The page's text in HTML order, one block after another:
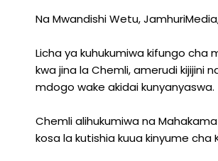
Na Mwandishi Wetu,
Licha ya kuhukumiwa kifungo cha
kwa jina la Chemli, amerudi kijijini
mdogo wake akidai kunyanyaswa.
Chemli alihukumiwa na
kosa la kutishia kuua kinyume cha